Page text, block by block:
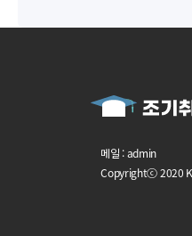
메일 : admin
Copyrightⓒ 2020